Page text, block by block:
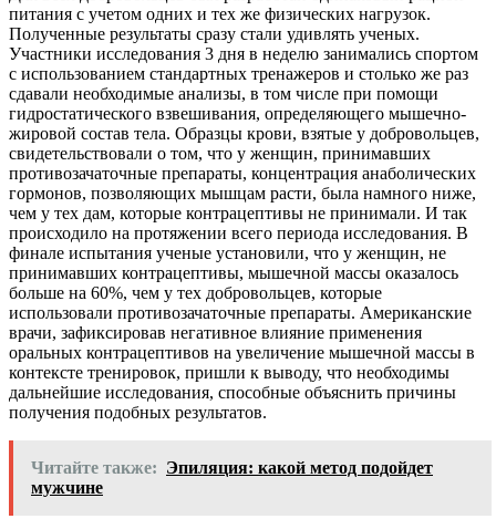
питания с учетом одних и тех же физических нагрузок.
Полученные результаты сразу стали удивлять ученых.
Участники исследования 3 дня в неделю занимались спортом
с использованием стандартных тренажеров и столько же раз
сдавали необходимые анализы, в том числе при помощи
гидростатического взвешивания, определяющего мышечно-
жировой состав тела. Образцы крови, взятые у добровольцев,
свидетельствовали о том, что у женщин, принимавших
противозачаточные препараты, концентрация анаболических
гормонов, позволяющих мышцам расти, была намного ниже,
чем у тех дам, которые контрацептивы не принимали. И так
происходило на протяжении всего периода исследования. В
финале испытания ученые установили, что у женщин, не
принимавших контрацептивы, мышечной массы оказалось
больше на 60%, чем у тех добровольцев, которые
использовали противозачаточные препараты. Американские
врачи, зафиксировав негативное влияние применения
оральных контрацептивов на увеличение мышечной массы в
контексте тренировок, пришли к выводу, что необходимы
дальнейшие исследования, способные объяснить причины
получения подобных результатов.
Читайте также: Эпиляция: какой метод подойдет
мужчине